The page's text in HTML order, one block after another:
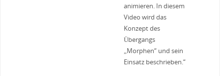
animieren. In diesem
Video wird das
Konzept des
Übergangs
„Morphen“ und sein
Einsatz beschrieben.“